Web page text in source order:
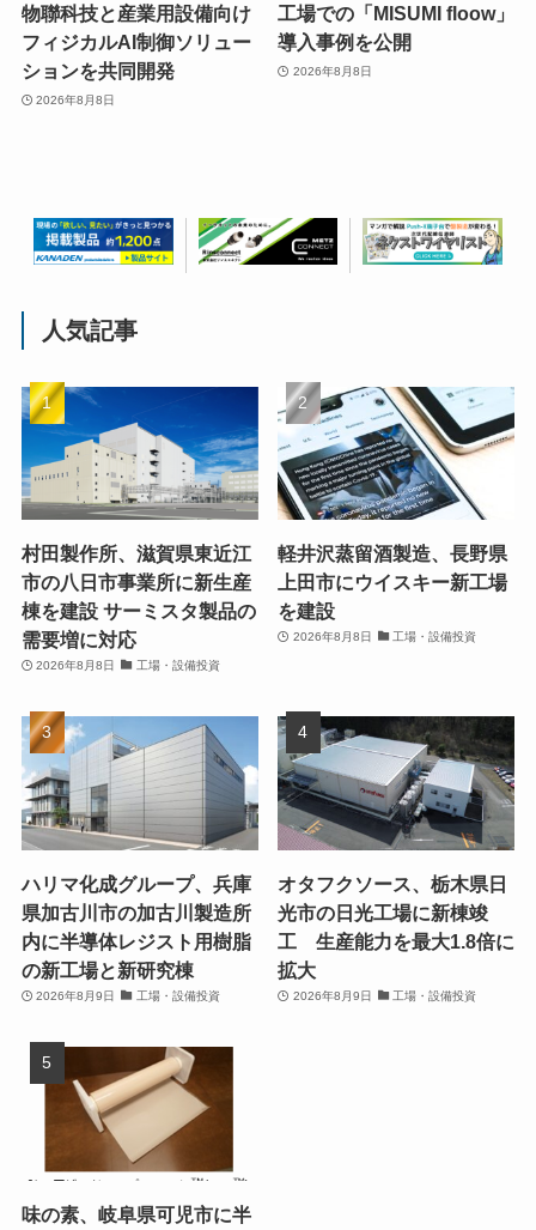
物聯科技と産業用設備向け
フィジカルAI制御ソリュー
ションを共同開発
2026年8月8日
工場での「MISUMI floow」
導入事例を公開
2026年8月8日
人気記事
村田製作所、滋賀県東近江
市の八日市事業所に新生産
棟を建設 サーミスタ製品の
需要増に対応
2026年8月8日 工場・設備投資
軽井沢蒸留酒製造、長野県
上田市にウイスキー新工場
を建設
2026年8月8日 工場・設備投資
ハリマ化成グループ、兵庫
県加古川市の加古川製造所
内に半導体レジスト用樹脂
の新工場と新研究棟
2026年8月9日 工場・設備投資
オタフクソース、栃木県日
光市の日光工場に新棟竣
工 生産能力を最大1.8倍に
拡大
2026年8月9日 工場・設備投資
味の素、岐阜県可児市に半